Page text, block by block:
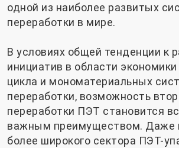
одной из наиболее развитых
переработки в мире.
В условиях общей тенденции к
инициатив в области
цикла и мономатериальных
переработки, возможность
переработки ПЭТ становится
важным преимуществом. Даже
более широкого сектора ПЭТ-